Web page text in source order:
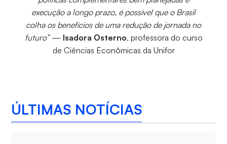
execução a longo prazo, é possível que o Brasil
colha os benefícios de uma redução de jornada no
futuro”— Isadora Osterno, professora do curso
de Ciências Econômicas da Unifor
ÚLTIMAS NOTÍCIAS